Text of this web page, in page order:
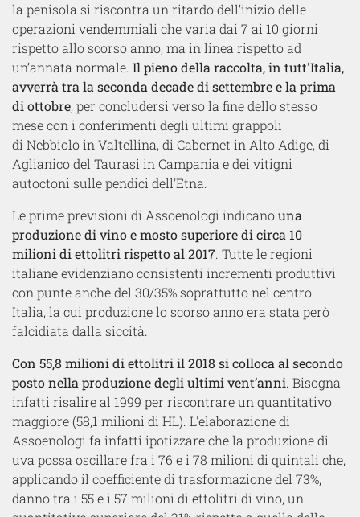
la penisola si riscontra un ritardo dell’inizio delle
operazioni vendemmiali che varia dai 7 ai 10 giorni
rispetto allo scorso anno, ma in linea rispetto ad
un’annata normale. Il pieno della raccolta, in tutt'Italia,
avverrà tra la seconda decade di settembre e la prima
di ottobre, per concludersi verso la fine dello stesso
mese con i conferimenti degli ultimi grappoli
di Nebbiolo in Valtellina, di Cabernet in Alto Adige, di
Aglianico del Taurasi in Campania e dei vitigni
autoctoni sulle pendici dell'Etna.
Le prime previsioni di Assoenologi indicanouna
produzione di vino e mosto superiore di circa 10
milioni di ettolitri rispetto al 2017. Tutte le regioni
italiane evidenziano consistenti incrementi produttivi
con punte anche del 30/35% soprattutto nel centro
Italia, la cui produzione lo scorso anno era stata però
falcidiata dalla siccità.
Con 55,8 milioni di ettolitri il 2018 si colloca al secondo
posto nella produzione degli ultimi vent’anni. Bisogna
infatti risalire al 1999 per riscontrare un quantitativo
maggiore (58,1 milioni di HL). L'elaborazione di
Assoenologi fa infatti ipotizzare che la produzione di
uva possa oscillare fra i 76 e i 78 milioni di quintali che,
applicando il coefficiente di trasformazione del 73%,
danno tra i 55 e i 57 milioni di ettolitri di vino, un